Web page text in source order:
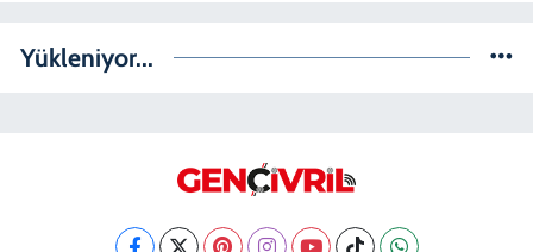
Yükleniyor...